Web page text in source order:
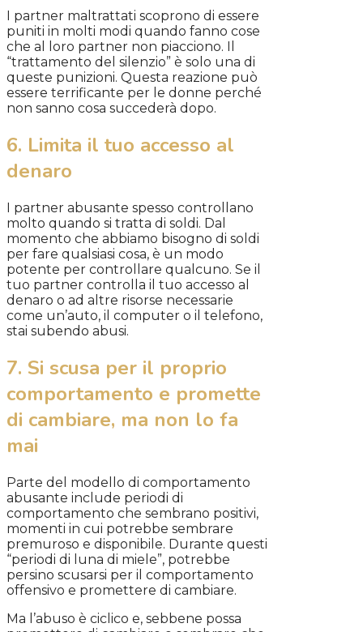
I partner maltrattati scoprono di essere
puniti in molti modi quando fanno cose
che al loro partner non piacciono. Il
“trattamento del silenzio” è solo una di
queste punizioni. Questa reazione può
essere terrificante per le donne perché
non sanno cosa succederà dopo.
6. Limita il tuo accesso al
denaro
I partner abusante spesso controllano
molto quando si tratta di soldi. Dal
momento che abbiamo bisogno di soldi
per fare qualsiasi cosa, è un modo
potente per controllare qualcuno. Se il
tuo partner controlla il tuo accesso al
denaro o ad altre risorse necessarie
come un’auto, il computer o il telefono,
stai subendo abusi.
7. Si scusa per il proprio
comportamento e promette
di cambiare, ma non lo fa
mai
Parte del modello di comportamento
abusante include periodi di
comportamento che sembrano positivi,
momenti in cui potrebbe sembrare
premuroso e disponibile. Durante questi
“periodi di luna di miele”, potrebbe
persino scusarsi per il comportamento
offensivo e promettere di cambiare.
Ma l’abuso è ciclico e, sebbene possa